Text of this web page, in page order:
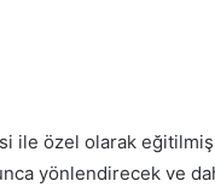
ile özel olarak
yönlendirecek ve